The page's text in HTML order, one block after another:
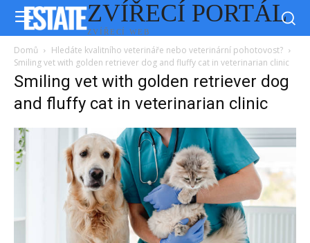
ZVÍŘECÍ PORTÁL
ZVÍŘECÍ WEB
Domů
Hledáte kvalitního veterináře nebo veterinární pohotovost?
Smiling vet with golden retriever dog and fluffy cat in veterinarian clinic
Smiling vet with golden retriever dog
and fluffy cat in veterinarian clinic